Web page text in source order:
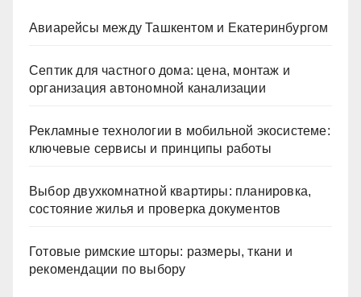
Авиарейсы между Ташкентом и Екатеринбургом
Септик для частного дома: цена, монтаж и
организация автономной канализации
Рекламные технологии в мобильной экосистеме:
ключевые сервисы и принципы работы
Выбор двухкомнатной квартиры: планировка,
состояние жилья и проверка документов
Готовые римские шторы: размеры, ткани и
рекомендации по выбору